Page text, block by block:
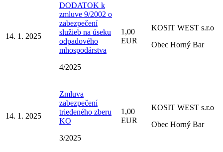
14. 1. 2025
DODATOK k
zmluve 9/2002 o
zabezpečení
služieb na úseku
odpadového
mhospodárstva
4/2025
1,00
EUR
KOSIT WEST s.r.o
Obec Horný Bar
14. 1. 2025
Zmluva
zabezpečení
triedeného zberu
KO
3/2025
1,00
EUR
KOSIT WEST s.r.o
Obec Horný Bar